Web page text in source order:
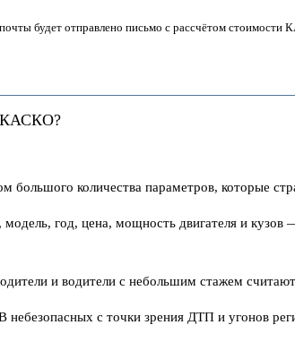
будет отправлено письмо с рассчётом стоимости
КАСКО?
количества параметров, которые
модель, год, цена, мощность двигателя и
и водители с небольшим стажем
небезопасных с точки зрения ДТП и угонов